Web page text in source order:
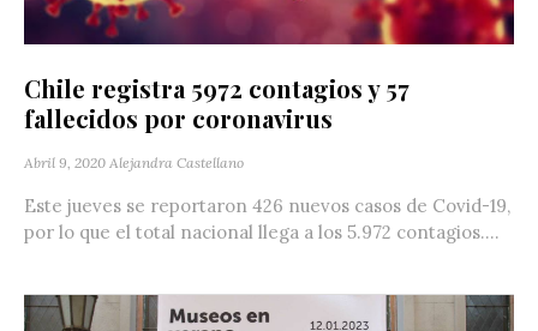
Chile registra 5972 contagios y 57
fallecidos por coronavirus
Abril 9, 2020 Alejandra Castellano
Este jueves se reportaron 426 nuevos casos de Covid-19,
por lo que el total nacional llega a los 5.972 contagios....